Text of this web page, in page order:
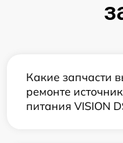
Какие запчасти
ремонте
питания VISION